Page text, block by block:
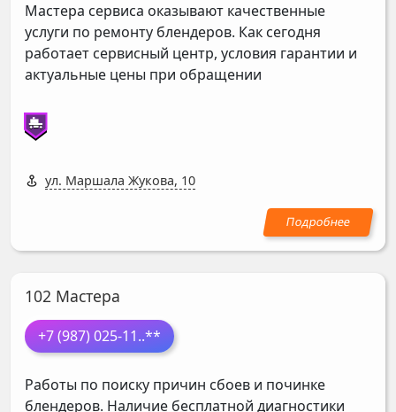
Мастера сервиса оказывают качественные
услуги по ремонту блендеров. Как сегодня
работает сервисный центр, условия гарантии и
актуальные цены при обращении
ул. Маршала Жукова, 10
102 Мастера
+7 (987) 025-11..**
Работы по поиску причин сбоев и починке
блендеров. Наличие бесплатной диагностики